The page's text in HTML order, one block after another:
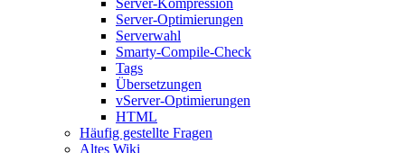
Server-Kompression
Server-Optimierungen
Serverwahl
Smarty-Compile-Check
Tags
Übersetzungen
vServer-Optimierungen
HTML
Häufig gestellte Fragen
Altes Wiki